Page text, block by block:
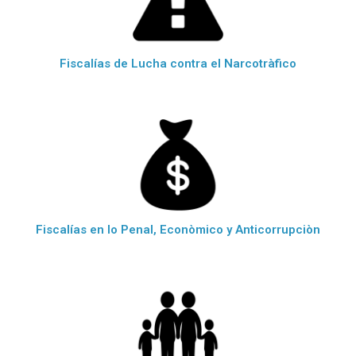
Fiscalías de Lucha contra el Narcotràfico
Fiscalías en lo Penal, Econòmico y Anticorrupciòn